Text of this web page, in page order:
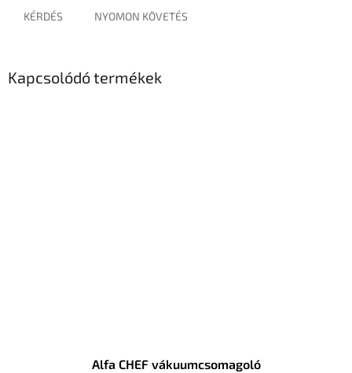
KÉRDÉS NYOMON KÖVETÉS
Kapcsolódó termékek
Alfa CHEF vákuumcsomagoló